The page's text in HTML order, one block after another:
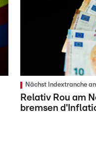
Nächst Indextranche
Relativ Rou am
bremsen